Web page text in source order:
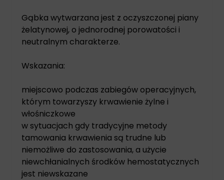
Gąbka wytwarzana jest z oczyszczonej piany
żelatynowej, o jednorodnej porowatości i
neutralnym charakterze.
Wskazania:
miejscowo podczas zabiegów operacyjnych,
którym towarzyszy krwawienie żylne i
włośniczkowe
w sytuacjach gdy tradycyjne metody
tamowania krwawienia są trudne lub
niemożliwe do zastosowania, a użycie
niewchłanialnych środków hemostatycznych
jest niewskazane